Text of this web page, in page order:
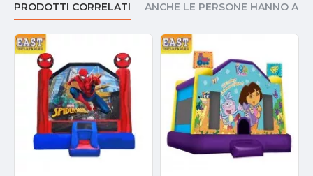
PRODOTTI CORRELATI ANCHE LE PERSONE HANNO